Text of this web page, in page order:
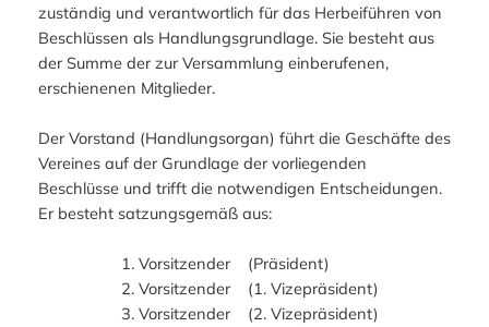
zuständig und verantwortlich für das Herbeiführen von
Beschlüssen als Handlungsgrundlage. Sie besteht aus
der Summe der zur Versammlung einberufenen,
erschienenen Mitglieder.
Der Vorstand (Handlungsorgan) führt die Geschäfte des
Vereines auf der Grundlage der vorliegenden
Beschlüsse und trifft die notwendigen Entscheidungen.
Er besteht satzungsgemäß aus:
1. Vorsitzender (Präsident)
2. Vorsitzender (1. Vizepräsident)
3. Vorsitzender (2. Vizepräsident)